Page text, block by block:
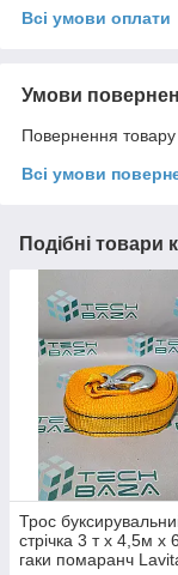
Всі умови оплати
Умови
Повернення
Всі умови
Подібні товари
Трос
стрічка 3 т х 4,5м х
гаки помаранч